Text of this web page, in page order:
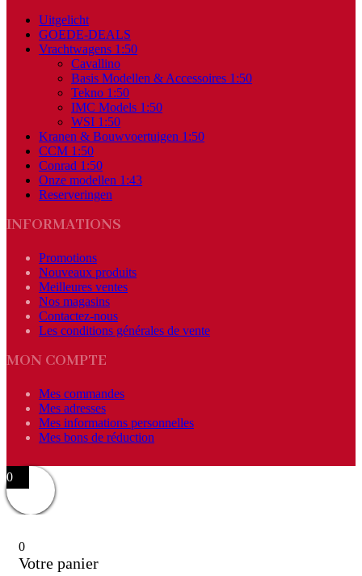
Uitgelicht
GOEDE-DEALS
Vrachtwagens 1:50
Cavallino
Basis Modellen & Accessoires 1:50
Tekno 1:50
IMC Models 1:50
WSI 1:50
Kranen & Bouwvoertuigen 1:50
CCM 1:50
Conrad 1:50
Onze modellen 1:43
Reserveringen
INFORMATIONS
Promotions
Nouveaux produits
Meilleures ventes
Nos magasins
Contactez-nous
Les conditions générales de vente
MON COMPTE
Mes commandes
Mes adresses
Mes informations personnelles
Mes bons de réduction
0
0
Votre panier